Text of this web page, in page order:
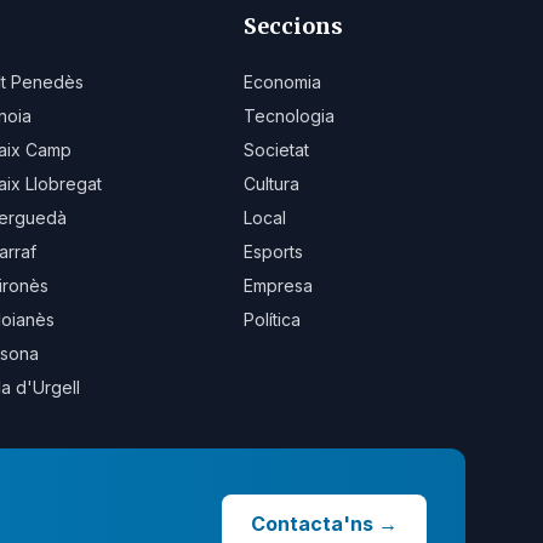
Penedès
Camp
Llobregat
d'Urgell
Seccions
Economia
Tecnologia
Societat
Cultura
Local
Esports
Empresa
Política
Contacta'ns →